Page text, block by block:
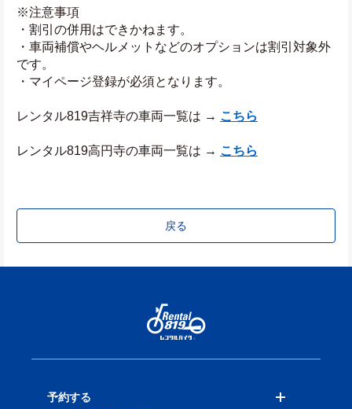
※注意事項
・割引の併用はできかねます。
・車両補償やヘルメットなどのオプションは割引対象外
です。
・マイページ登録が必須となります。
レンタル819吉祥寺の車両一覧は → こちら
レンタル819高円寺の車両一覧は → こちら
戻る
予約する